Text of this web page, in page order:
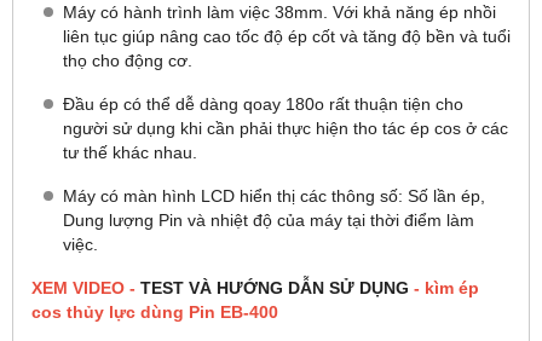
Máy có hành trình làm việc 38mm. Với khả năng ép nhồi
liên tục giúp nâng cao tốc độ ép cốt và tăng độ bền và tuổi
thọ cho động cơ.
Đầu ép có thể dễ dàng qoay 180o rất thuận tiện cho
người sử dụng khi cần phải thực hiện tho tác ép cos ở các
tư thế khác nhau.
Máy có màn hình LCD hiển thị các thông số: Số lần ép,
Dung lượng Pin và nhiệt độ của máy tại thời điểm làm
việc.
XEM VIDEO - TEST VÀ HƯỚNG DẪN SỬ DỤNG - kìm ép
cos thủy lực dùng Pin EB-400